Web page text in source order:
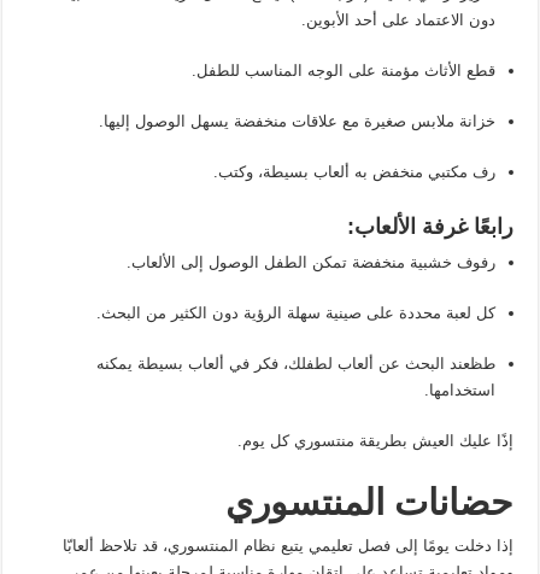
دون الاعتماد على أحد الأبوين.
قطع الأثاث مؤمنة على الوجه المناسب للطفل.
خزانة ملابس صغيرة مع علاقات منخفضة يسهل الوصول إليها.
رف مكتبي منخفض به ألعاب بسيطة، وكتب.
رابعًا غرفة الألعاب:
رفوف خشبية منخفضة تمكن الطفل الوصول إلى الألعاب.
كل لعبة محددة على صينية سهلة الرؤية دون الكثير من البحث.
طظعند البحث عن ألعاب لطفلك، فكر في ألعاب بسيطة يمكنه
استخدامها.
إذًا عليك العيش بطريقة منتسوري كل يوم.
حضانات المنتسوري
إذا دخلت يومًا إلى فصل تعليمي يتبع نظام المنتسوري، قد تلاحظ ألعابّا